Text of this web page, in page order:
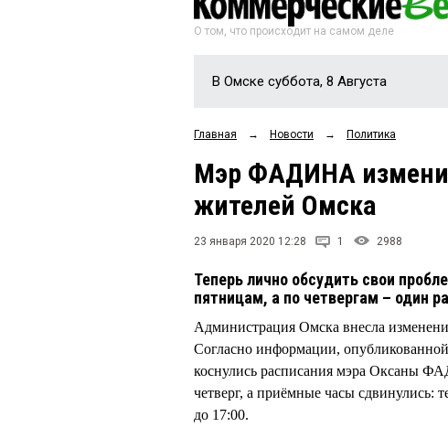
О том, что происходит на самом деле
В Омске суббота, 8 Августа
Главная → Новости → Политика
Мэр ФАДИНА
жителей Омска
23 января 2020 12:28 1 2988
Теперь лично обсудить свои
пятницам, а по четвергам – один
Администрация Омска внесла
Согласно информации,
коснулись расписания мэра Оксаны
четверг, а приёмные часы сдвинулись:
до 17:00.